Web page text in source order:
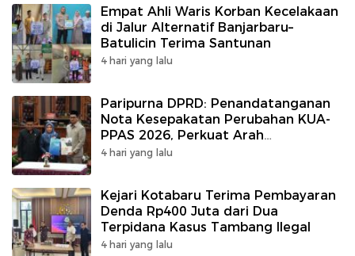
Empat Ahli Waris Korban Kecelakaan
di Jalur Alternatif Banjarbaru–
Batulicin Terima Santunan
4 hari yang lalu
Paripurna DPRD: Penandatanganan
Nota Kesepakatan Perubahan KUA-
PPAS 2026, Perkuat Arah
Pembangunan Tanah Bumbu
4 hari yang lalu
Kejari Kotabaru Terima Pembayaran
Denda Rp400 Juta dari Dua
Terpidana Kasus Tambang Ilegal
4 hari yang lalu